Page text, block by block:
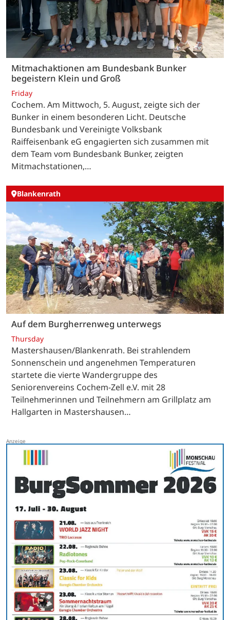
Mitmachaktionen am Bundesbank Bunker
begeistern Klein und Groß
Friday
Cochem. Am Mittwoch, 5. August, zeigte sich der
Bunker in einem besonderen Licht. Deutsche
Bundesbank und Vereinigte Volksbank
Raiffeisenbank eG engagierten sich zusammen mit
dem Team vom Bundesbank Bunker, zeigten
Mitmachstationen,…
Blankenrath
Auf dem Burgherrenweg unterwegs
Thursday
Mastershausen/Blankenrath. Bei strahlendem
Sonnenschein und angenehmen Temperaturen
startete die vierte Wandergruppe des
Seniorenvereins Cochem-Zell e.V. mit 28
Teilnehmerinnen und Teilnehmern am Grillplatz am
Hallgarten in Mastershausen…